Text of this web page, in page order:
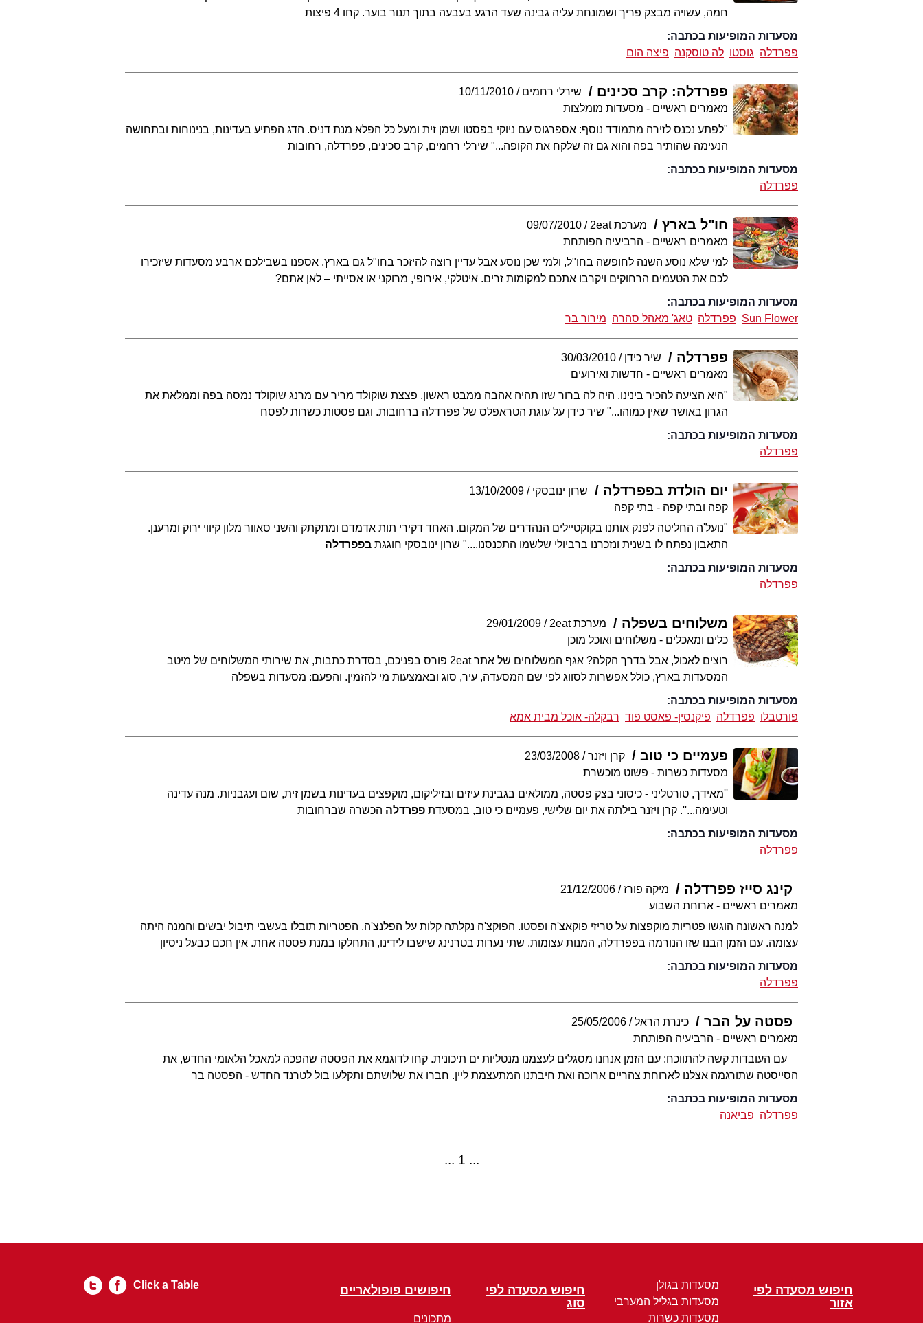
חמה, עשויה מבצק פריך ושמונחת עליה גבינה שעד הרגע בעבעה בתוך תנור בוער. קחו 4 פיצות
מסעדות המופיעות בכתבה:
פפרדלה גוסטו לה טוסקנה פיצה הום
פפרדלה: קרב סכינים שירלי רחמים
10/11/2010
מאמרים ראשיים - מסעדות מומלצות
"לפתע נכנס לזירה מתמודד נוסף: אספרגוס עם ניוקי בפסטו ושמן זית ומעל כל הפלא מנת דניס. הדג הפתיע בעדינות, בנינוחות ובתחושה
הנעימה שהותיר בפה והוא גם זה שלקח את הקופה..." שירלי רחמים, קרב סכינים, פפרדלה, רחובות
מסעדות המופיעות בכתבה:
פפרדלה
חו"ל בארץ מערכת 2eat
09/07/2010
מאמרים ראשיים - הרביעיה הפותחת
למי שלא נוסע השנה לחופשה בחו"ל, ולמי שכן נוסע אבל עדיין רוצה להיזכר בחו"ל גם בארץ, אספנו בשבילכם ארבע מסעדות שיזכירו
לכם את הטעמים הרחוקים ויקרבו אתכם למקומות זרים. איטלקי, אירופי, מרוקני או אסייתי – לאן אתם?
מסעדות המופיעות בכתבה:
Sun Flower פפרדלה טאג' מאהל סהרה מירור בר
פפרדלה שיר כידן
30/03/2010
מאמרים ראשיים - חדשות ואירועים
"היא הציעה להכיר בינינו. היה לה ברור שזו תהיה אהבה ממבט ראשון. פצצת שוקולד מריר עם מרנג שוקולד נמסה בפה וממלאת את
הגרון באושר שאין כמוהו..." שיר כידן על עוגת הטראפלס של פפרדלה ברחובות. וגם פסטות כשרות לפסח
מסעדות המופיעות בכתבה:
פפרדלה
יום הולדת בפפרדלה שרון ינובסקי
13/10/2009
קפה ובתי קפה - בתי קפה
"נועל'ה החליטה לפנק אותנו בקוקטיילים הנהדרים של המקום. האחד דקירי תות אדמדם ומתקתק והשני סאוור מלון קיווי ירוק ומרענן.
התאבון נפתח לו בשנית ונזכרנו ברביולי שלשמו התכנסנו...." שרון ינובסקי חוגגת בפפרדלה
מסעדות המופיעות בכתבה:
פפרדלה
משלוחים בשפלה מערכת 2eat
29/01/2009
כלים ומאכלים - משלוחים ואוכל מוכן
רוצים לאכול, אבל בדרך הקלה? אגף המשלוחים של אתר 2eat פורס בפניכם, בסדרת כתבות, את שירותי המשלוחים של מיטב
המסעדות בארץ, כולל אפשרות לסווג לפי שם המסעדה, עיר, סוג ובאמצעות מי להזמין. והפעם: מסעדות בשפלה
מסעדות המופיעות בכתבה:
פורטבלו פפרדלה פיקנסין- פאסט פוד רבקלה- אוכל מבית אמא
פעמיים כי טוב קרן ויזנר
23/03/2008
מסעדות כשרות - פשוט מוכשרת
''מאידך, טורטליני - כיסוני בצק פסטה, ממולאים בגבינת עיזים ובזיליקום, מוקפצים בעדינות בשמן זית, שום ועגבניות. מנה עדינה
וטעימה...''. קרן ויזנר בילתה את יום שלישי, פעמיים כי טוב, במסעדת פפרדלה הכשרה שברחובות
מסעדות המופיעות בכתבה:
פפרדלה
קינג סייז פפרדלה מיקה פורז
21/12/2006
מאמרים ראשיים - ארוחת השבוע
למנה ראשונה הוגשו פטריות מוקפצות על טריזי פוקאצ'ה ופסטו. הפוקצ'ה נקלתה קלות על הפלנצ'ה, הפטריות תובלו בעשבי תיבול יבשים והמנה היתה
עצומה. עם הזמן הבנו שזו הנורמה בפפרדלה, המנות עצומות. שתי נערות בטרנינג שישבו לידינו, התחלקו במנת פסטה אחת. אין חכם כבעל ניסיון
מסעדות המופיעות בכתבה:
פפרדלה
פסטה על הבר כינרת הראל
25/05/2006
מאמרים ראשיים - הרביעיה הפותחת
עם העובדות קשה להתווכח: עם הזמן אנחנו מסגלים לעצמנו מנטליות ים תיכונית. קחו לדוגמא את הפסטה שהפכה למאכל הלאומי החדש, את
הסייסטה שתורגמה אצלנו לארוחת צהריים ארוכה ואת חיבתנו המתעצמת ליין. חברו את שלושתם ותקלעו בול לטרנד החדש - הפסטה בר
מסעדות המופיעות בכתבה:
פפרדלה פביאנה
1
חיפוש מסעדה לפי
אזור
מסעדות בגולן
מסעדות בגליל המערבי
מסעדות כשרות
חיפוש מסעדה לפי
סוג
חיפושים פופולאריים
מתכונים
Click a Table